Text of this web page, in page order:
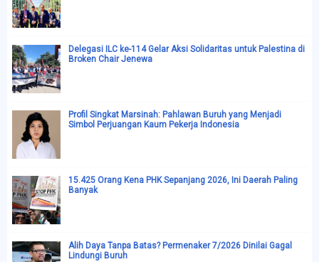
Delegasi ILC ke-114 Gelar Aksi Solidaritas untuk Palestina di
Broken Chair Jenewa
Profil Singkat Marsinah: Pahlawan Buruh yang Menjadi
Simbol Perjuangan Kaum Pekerja Indonesia
15.425 Orang Kena PHK Sepanjang 2026, Ini Daerah Paling
Banyak
Alih Daya Tanpa Batas? Permenaker 7/2026 Dinilai Gagal
Lindungi Buruh